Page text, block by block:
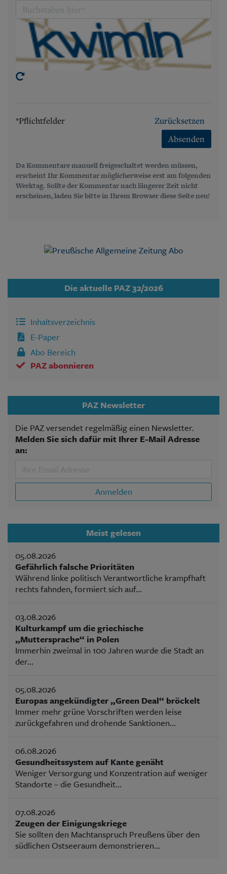
*Pflichtfelder
Zurücksetzen
Absenden
Da Kommentare manuell freigeschaltet werden müssen,
erscheint Ihr Kommentar möglicherweise erst am folgenden
Werktag. Sollte der Kommentar nach längerer Zeit nicht
erscheinen, laden Sie bitte in Ihrem Browser diese Seite neu!
Die aktuelle PAZ 32/2026
Inhaltsverzeichnis
E-Paper
Abo Bereich
PAZ abonnieren
PAZ Newsletter
Die PAZ versendet regelmäßig einen Newsletter.
Melden Sie sich dafür mit Ihrer E-Mail Adresse
an:
Anmelden
Meist gelesen
05.08.2026
Gefährlich falsche Prioritäten
Während linke politisch Verantwortliche krampfhaft
rechts fahnden, formiert sich auf...
03.08.2026
Kulturkampf um die griechische
„Muttersprache“ in Polen
Immerhin zweimal in 100 Jahren wurde die Stadt an
der...
05.08.2026
Europas angekündigter „Green Deal“ bröckelt
Immer mehr grüne Vorschriften werden leise
zurückgefahren und drohende Sanktionen...
06.08.2026
Gesundheitssystem auf Kante genäht
Weniger Versorgung und Konzentration auf weniger
Standorte – die Gesundheit...
07.08.2026
Zeugen der Einigungskriege
Sie sollten den Machtanspruch Preußens über den
südlichen Ostseeraum demonstrieren...